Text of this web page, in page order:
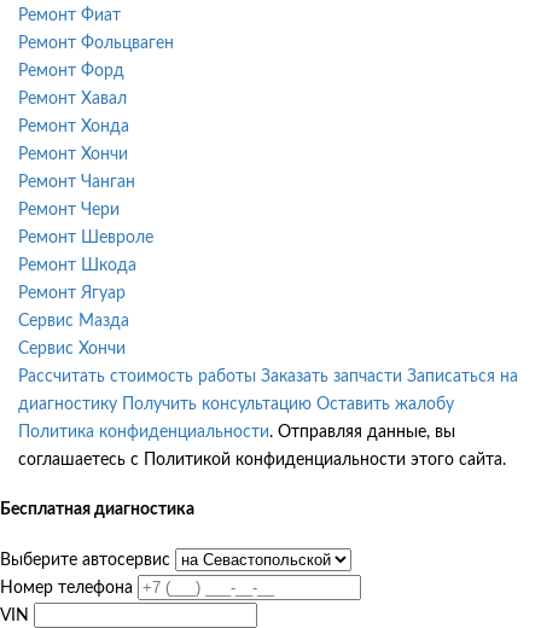
Ремонт Фиат
Ремонт Фольцваген
Ремонт Форд
Ремонт Хавал
Ремонт Хонда
Ремонт Хончи
Ремонт Чанган
Ремонт Чери
Ремонт Шевроле
Ремонт Шкода
Ремонт Ягуар
Сервис Мазда
Сервис Хончи
Рассчитать стоимость работы Заказать запчасти Записаться на
диагностику
Получить консультацию Оставить жалобу
Политика конфиденциальности. Отправляя данные, вы
соглашаетесь с Политикой конфиденциальности этого сайта.
Бесплатная диагностика
Выберите автосервис
Номер телефона
VIN